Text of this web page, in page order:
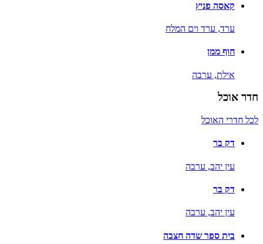
קאסה פניץ
ערד, ערד וים המלח
חוף ממן
אילת, ערבה
חדר אוכל
לכל חדרי האוכל
דק בר
עין יהב, ערבה
דק בר
עין יהב, ערבה
בית ספר שדה חצבה